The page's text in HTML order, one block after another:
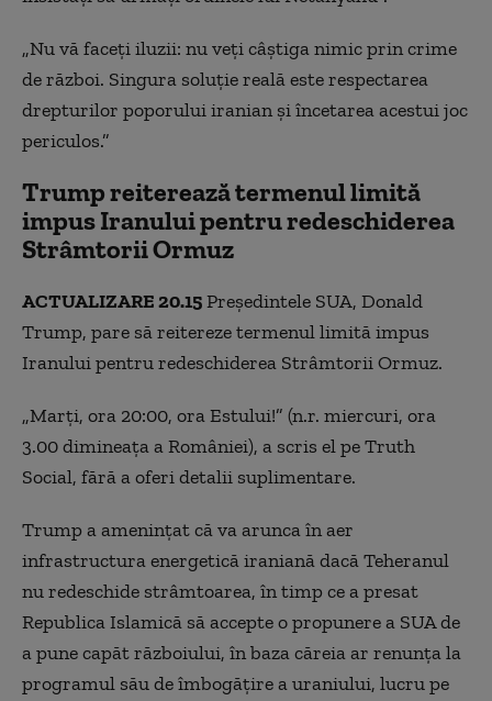
„Nu vă faceți iluzii: nu veți câștiga nimic prin crime
de război. Singura soluție reală este respectarea
drepturilor poporului iranian și încetarea acestui joc
periculos.”
Trump reiterează termenul limită
impus Iranului pentru redeschiderea
Strâmtorii Ormuz
ACTUALIZARE 20.15Președintele SUA, Donald
Trump, pare să reitereze termenul limită impus
Iranului pentru redeschiderea Strâmtorii Ormuz.
„Marți, ora 20:00, ora Estului!” (n.r. miercuri, ora
3.00 dimineața a României), a scris el pe Truth
Social, fără a oferi detalii suplimentare.
Trump a amenințat că va arunca în aer
infrastructura energetică iraniană dacă Teheranul
nu redeschide strâmtoarea, în timp ce a presat
Republica Islamică să accepte o propunere a SUA de
a pune capăt războiului, în baza căreia ar renunța la
programul său de îmbogățire a uraniului, lucru pe